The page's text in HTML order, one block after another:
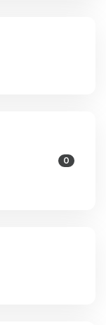
0